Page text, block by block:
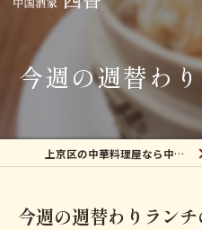
今週の週替わ
上京区の中華料理屋なら中国酒家 西香
今週の週替わりラン